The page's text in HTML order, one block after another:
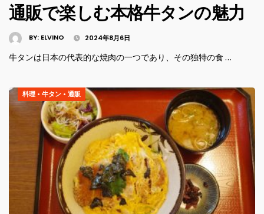
通販で楽しむ本格牛タンの魅力
BY: ELVINO 2024年8月6日
牛タンは日本の代表的な焼肉の一つであり、その独特の食 …
料理 • 牛タン • 通販